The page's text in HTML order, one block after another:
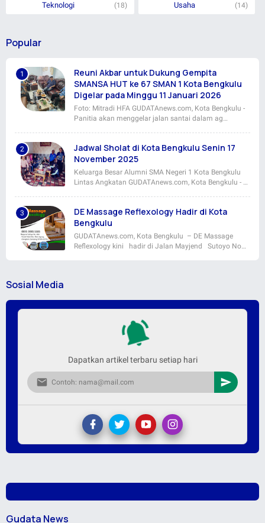
Teknologi (18) Usaha (14)
Popular
Reuni Akbar untuk Dukung Gempita
SMANSA HUT ke 67 SMAN 1 Kota Bengkulu
Digelar pada Minggu 11 Januari 2026
Foto: Mitradi HFA GUDATAnews.com, Kota Bengkulu -
Panitia akan menggelar jalan santai dalam ag…
Jadwal Sholat di Kota Bengkulu Senin 17
November 2025
Keluarga Besar Alumni SMA Negeri 1 Kota Bengkulu
Lintas Angkatan GUDATAnews.com, Kota Bengkulu - …
DE Massage Reflexology Hadir di Kota
Bengkulu
GUDATAnews.com, Kota Bengkulu – DE Massage
Reflexology kini hadir di Jalan Mayjend Sutoyo No…
Sosial Media
Dapatkan artikel terbaru setiap hari
Gudata News